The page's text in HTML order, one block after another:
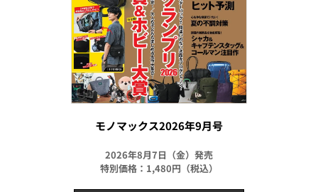
モノマックス2026年9月号
2026年8月7日（金）発売
特別価格：1,480円（税込）